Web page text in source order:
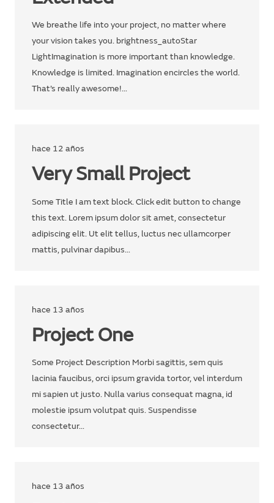
We breathe life into your project, no matter where
your vision takes you. brightness_autoStar
LightImagination is more important than knowledge.
Knowledge is limited. Imagination encircles the world.
That’s really awesome!…
hace 12 años
Very Small Project
Some Title I am text block. Click edit button to change
this text. Lorem ipsum dolor sit amet, consectetur
adipiscing elit. Ut elit tellus, luctus nec ullamcorper
mattis, pulvinar dapibus…
hace 13 años
Project One
Some Project Description Morbi sagittis, sem quis
lacinia faucibus, orci ipsum gravida tortor, vel interdum
mi sapien ut justo. Nulla varius consequat magna, id
molestie ipsum volutpat quis. Suspendisse
consectetur…
hace 13 años